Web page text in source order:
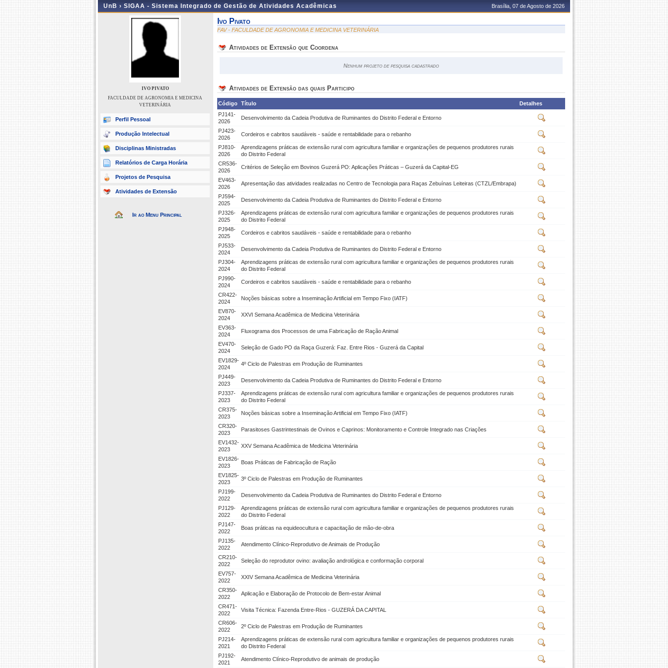
UnB › SIGAA - Sistema Integrado de Gestão de Atividades Acadêmicas Brasília, 07 de Agosto de 2026
IVO PIVATO
FACULDADE DE AGRONOMIA E MEDICINA
VETERINÁRIA
Perfil Pessoal
Produção Intelectual
Disciplinas Ministradas
Relatórios de Carga Horária
Projetos de Pesquisa
Atividades de Extensão
Ir ao Menu Principal
Ivo Pivato
FAV - FACULDADE DE AGRONOMIA E MEDICINA VETERINÁRIA
Atividades de Extensão que Coordena
Nenhum projeto de pesquisa cadastrado
Atividades de Extensão das quais Participo
Código Título
Detalhes
PJ141-
2026
Desenvolvimento da Cadeia Produtiva de Ruminantes do Distrito Federal e Entorno
PJ423-
2026
Cordeiros e cabritos saudáveis - saúde e rentabilidade para o rebanho
PJ810-
2026
Aprendizagens práticas de extensão rural com agricultura familiar e organizações de pequenos produtores rurais
do Distrito Federal
CR536-
2026
Critérios de Seleção em Bovinos Guzerá PO: Aplicações Práticas – Guzerá da Capital-EG
EV463-
2026
Apresentação das atividades realizadas no Centro de Tecnologia para Raças Zebuínas Leiteiras (CTZL/Embrapa)
PJ594-
2025
Desenvolvimento da Cadeia Produtiva de Ruminantes do Distrito Federal e Entorno
PJ326-
2025
Aprendizagens práticas de extensão rural com agricultura familiar e organizações de pequenos produtores rurais
do Distrito Federal
PJ948-
2025
Cordeiros e cabritos saudáveis - saúde e rentabilidade para o rebanho
PJ533-
2024
Desenvolvimento da Cadeia Produtiva de Ruminantes do Distrito Federal e Entorno
PJ304-
2024
Aprendizagens práticas de extensão rural com agricultura familiar e organizações de pequenos produtores rurais
do Distrito Federal
PJ990-
2024
Cordeiros e cabritos saudáveis - saúde e rentabilidade para o rebanho
CR422-
2024
Noções básicas sobre a Inseminação Artificial em Tempo Fixo (IATF)
EV870-
2024
XXVI Semana Acadêmica de Medicina Veterinária
EV363-
2024
Fluxograma dos Processos de uma Fabricação de Ração Animal
EV470-
2024
Seleção de Gado PO da Raça Guzerá: Faz. Entre Rios - Guzerá da Capital
EV1829-
2024
4º Ciclo de Palestras em Produção de Ruminantes
PJ449-
2023
Desenvolvimento da Cadeia Produtiva de Ruminantes do Distrito Federal e Entorno
PJ337-
2023
Aprendizagens práticas de extensão rural com agricultura familiar e organizações de pequenos produtores rurais
do Distrito Federal
CR375-
2023
Noções básicas sobre a Inseminação Artificial em Tempo Fixo (IATF)
CR320-
2023
Parasitoses Gastrintestinais de Ovinos e Caprinos: Monitoramento e Controle Integrado nas Criações
EV1432-
2023
XXV Semana Acadêmica de Medicina Veterinária
EV1826-
2023
Boas Práticas de Fabricação de Ração
EV1825-
2023
3º Ciclo de Palestras em Produção de Ruminantes
PJ199-
2022
Desenvolvimento da Cadeia Produtiva de Ruminantes do Distrito Federal e Entorno
PJ129-
2022
Aprendizagens práticas de extensão rural com agricultura familiar e organizações de pequenos produtores rurais
do Distrito Federal
PJ147-
2022
Boas práticas na equideocultura e capacitação de mão-de-obra
PJ135-
2022
Atendimento Clínico-Reprodutivo de Animais de Produção
CR210-
2022
Seleção do reprodutor ovino: avaliação andrológica e conformação corporal
EV757-
2022
XXIV Semana Acadêmica de Medicina Veterinária
CR350-
2022
Aplicação e Elaboração de Protocolo de Bem-estar Animal
CR471-
2022
Visita Técnica: Fazenda Entre-Rios - GUZERÁ DA CAPITAL
CR606-
2022
2º Ciclo de Palestras em Produção de Ruminantes
PJ214-
2021
Aprendizagens práticas de extensão rural com agricultura familiar e organizações de pequenos produtores rurais
do Distrito Federal
PJ192-
2021
Atendimento Clínico-Reprodutivo de animais de produção